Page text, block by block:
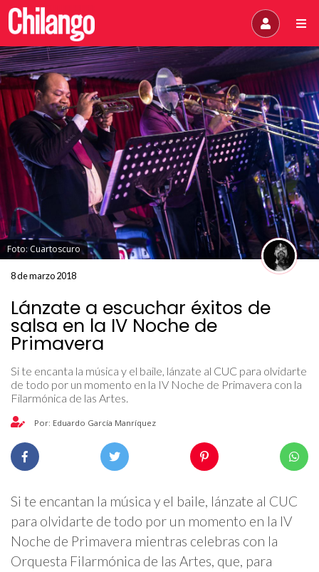
Foto: Cuartoscuro
8 de marzo 2018
Lánzate a escuchar éxitos de
salsa en la IV Noche de
Primavera
Si te encanta la música y el baile, lánzate al CUC para olvidarte
de todo por un momento en la IV Noche de Primavera con la
Filarmónica de las Artes.
Por: Eduardo García Manríquez
Si te encantan la música y el baile, lánzate al CUC
para olvidarte de todo por un momento en la IV
Noche de Primavera mientras celebras con la
Orquesta Filarmónica de las Artes, que, para